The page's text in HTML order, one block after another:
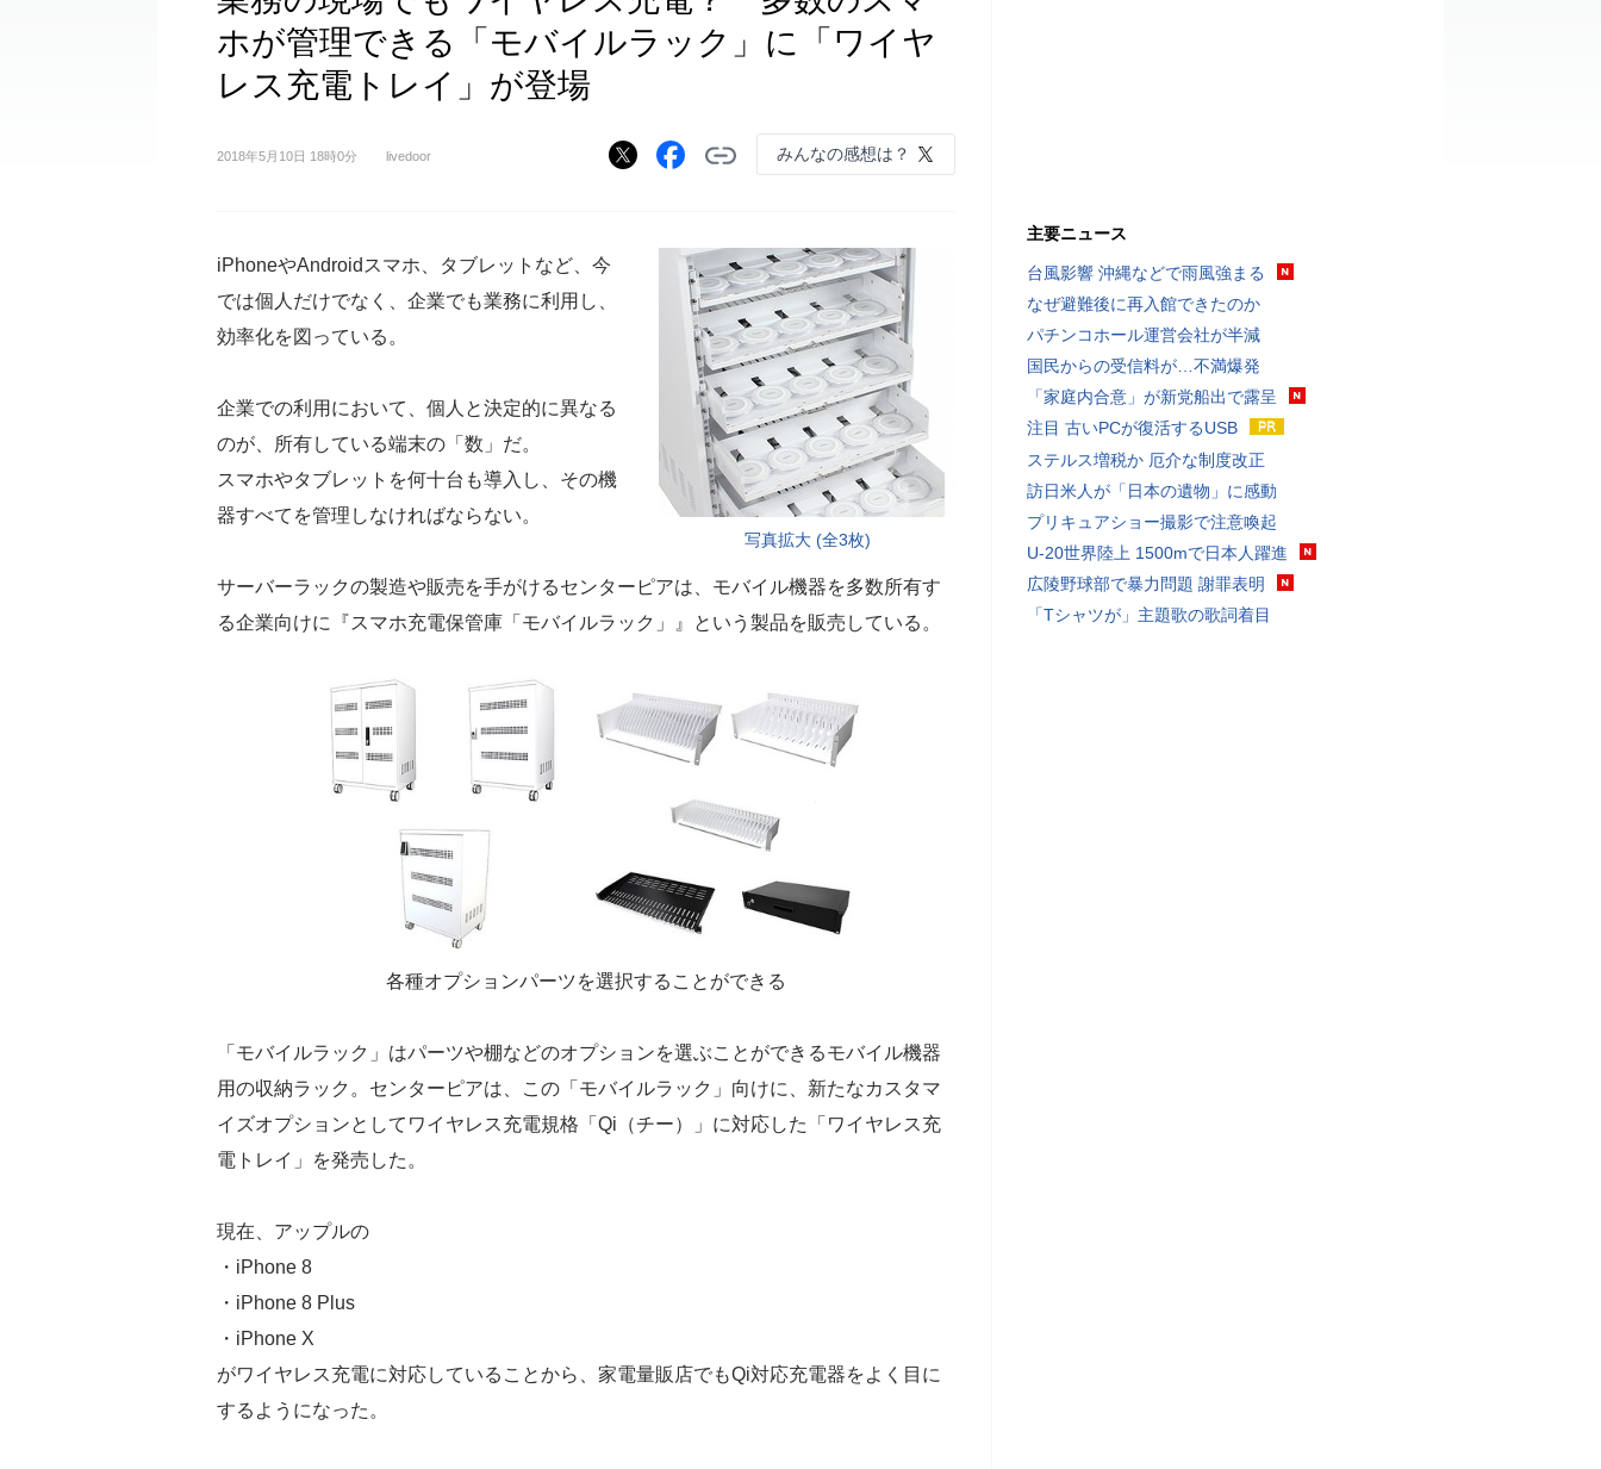
ホが管理できる「モバイルラック」に「ワイヤ
レス充電トレイ」が登場
2018年5月10日 18時0分 livedoor みんなの感想は？
写真拡大 (全3枚)
iPhoneやAndroidスマホ、タブレットなど、今
では個人だけでなく、企業でも業務に利用し、
効率化を図っている。
企業での利用において、個人と決定的に異なる
のが、所有している端末の「数」だ。
スマホやタブレットを何十台も導入し、その機
器すべてを管理しなければならない。
サーバーラックの製造や販売を手がけるセンターピアは、モバイル機器を多数所有す
る企業向けに『スマホ充電保管庫「モバイルラック」』という製品を販売している。
各種オプションパーツを選択することができる
「モバイルラック」はパーツや棚などのオプションを選ぶことができるモバイル機器
用の収納ラック。センターピアは、この「モバイルラック」向けに、新たなカスタマ
イズオプションとしてワイヤレス充電規格「Qi（チー）」に対応した「ワイヤレス充
電トレイ」を発売した。
現在、アップルの
・iPhone 8
・iPhone 8 Plus
・iPhone X
がワイヤレス充電に対応していることから、家電量販店でもQi対応充電器をよく目に
するようになった。
主要ニュース
台風影響 沖縄などで雨風強まる
なぜ避難後に再入館できたのか
パチンコホール運営会社が半減
国民からの受信料が…不満爆発
「家庭内合意」が新党船出で露呈
注目 古いPCが復活するUSB
ステルス増税か 厄介な制度改正
訪日米人が「日本の遺物」に感動
プリキュアショー撮影で注意喚起
U-20世界陸上 1500mで日本人躍進
広陵野球部で暴力問題 謝罪表明
「Tシャツが」主題歌の歌詞着目